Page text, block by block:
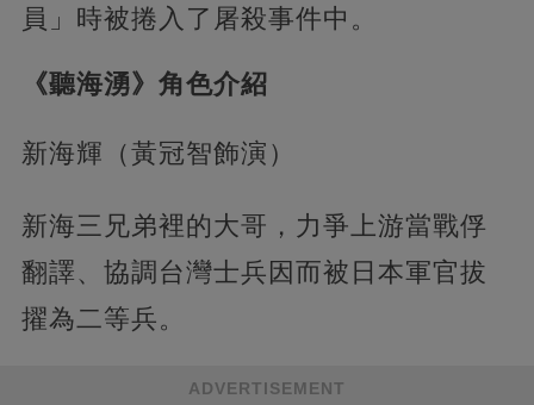
員」時被捲入了屠殺事件中。
《聽海湧》角色介紹
新海輝（黃冠智飾演）
新海三兄弟裡的大哥，力爭上游當戰俘
翻譯、協調台灣士兵因而被日本軍官拔
擢為二等兵。
ADVERTISEMENT